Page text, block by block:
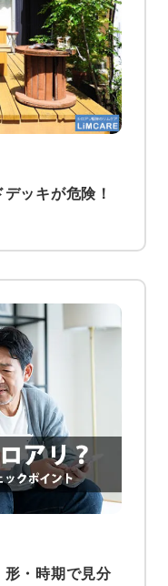
ッキが危険！
形・時期で見分